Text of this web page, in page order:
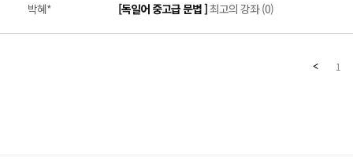
박혜* [독일어 중고급 문법 ]최고의 강좌 (0)
1